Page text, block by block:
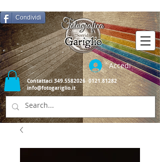
Condividi
Contattaci349.5582026 0121.81282
info@fotogariglio.it
Accedi